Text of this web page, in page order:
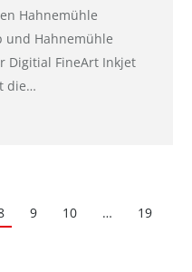
Hahnemühle
und Hahnemühle
Digitial FineArt Inkjet
die…
9 10 …
19